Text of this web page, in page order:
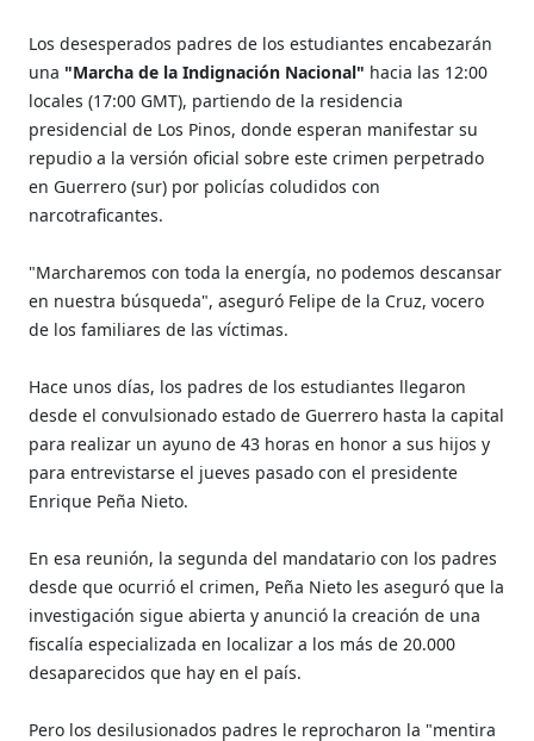
Los desesperados padres de los estudiantes encabezarán
una "Marcha de la Indignación Nacional" hacia las 12:00
locales (17:00 GMT), partiendo de la residencia
presidencial de Los Pinos, donde esperan manifestar su
repudio a la versión oficial sobre este crimen perpetrado
en Guerrero (sur) por policías coludidos con
narcotraficantes.
"Marcharemos con toda la energía, no podemos descansar
en nuestra búsqueda", aseguró Felipe de la Cruz, vocero
de los familiares de las víctimas.
Hace unos días, los padres de los estudiantes llegaron
desde el convulsionado estado de Guerrero hasta la capital
para realizar un ayuno de 43 horas en honor a sus hijos y
para entrevistarse el jueves pasado con el presidente
Enrique Peña Nieto.
En esa reunión, la segunda del mandatario con los padres
desde que ocurrió el crimen, Peña Nieto les aseguró que la
investigación sigue abierta y anunció la creación de una
fiscalía especializada en localizar a los más de 20.000
desaparecidos que hay en el país.
Pero los desilusionados padres le reprocharon la "mentira